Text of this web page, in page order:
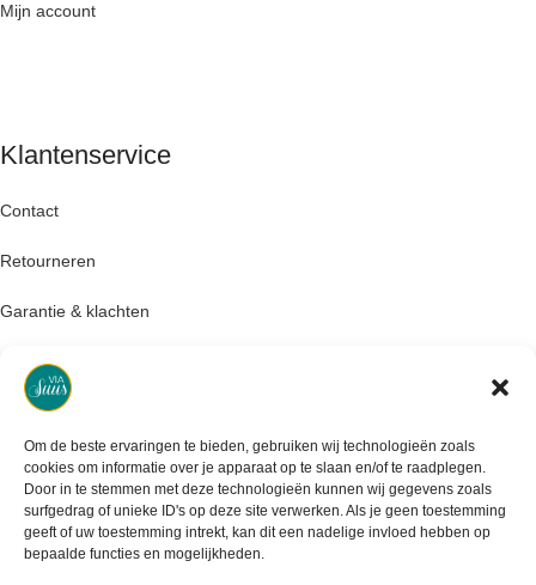
Om de beste ervaringen te bieden, gebruiken wij technologieën zoals
cookies om informatie over je apparaat op te slaan en/of te raadplegen.
Door in te stemmen met deze technologieën kunnen wij gegevens zoals
surfgedrag of unieke ID's op deze site verwerken. Als je geen toestemming
geeft of uw toestemming intrekt, kan dit een nadelige invloed hebben op
bepaalde functies en mogelijkheden.
Mijn account
Klantenservice
Contact
Retourneren
Garantie & klachten
Levertijd & verzendkosten